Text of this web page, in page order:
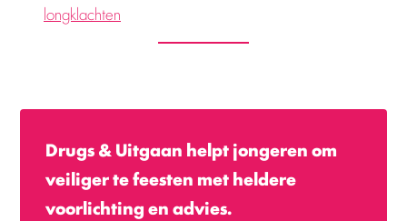
longklachten
Drugs & Uitgaan helpt jongeren om
veiliger te feesten met heldere
voorlichting en advies.